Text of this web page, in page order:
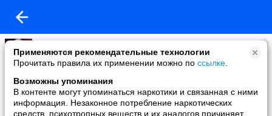
Применяются рекомендательные технологии
Прочитать правила их применении можно по ссылке
Возможны упоминания
В контенте могут упоминаться наркотики и связанная с ними
информация. Незаконное потребление наркотических
средств, психотропных веществ и их аналогов причиняет
Владимир
added a photo
03 Jul в 11:10